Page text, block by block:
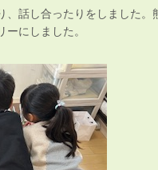
話し合ったりをしました。
にしました。